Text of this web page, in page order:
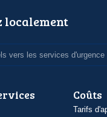
localement
vers les services d'urgence
Coûts
Tarifs